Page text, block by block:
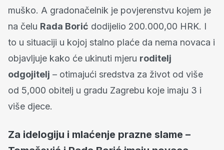
muško. A gradonačelnik je povjerenstvu kojem je
na čelu Rada Borić dodijelio 200.000,00 HRK. I
to u situaciji u kojoj stalno plaće da nema novaca i
objavljuje kako će ukinuti mjeru roditelj
odgojitelj – otimajući sredstva za život od više
od 5,000 obitelj u gradu Zagrebu koje imaju 3 i
više djece.
Za idelogiju i mlaćenje prazne slame –